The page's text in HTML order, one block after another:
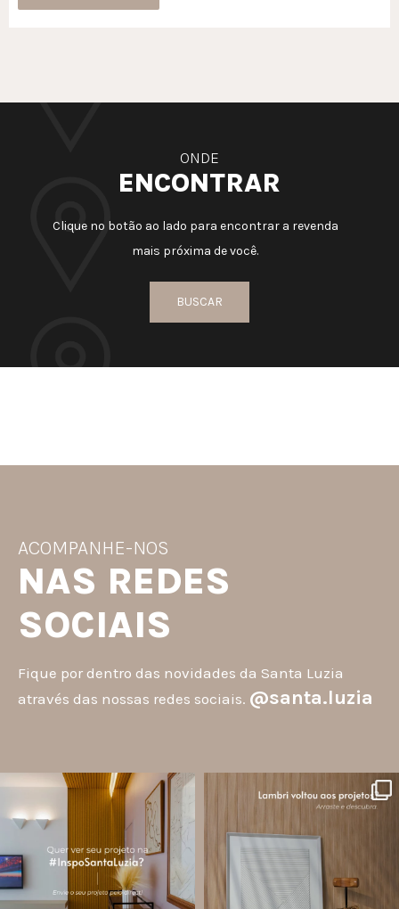
ONDE
ENCONTRAR
Clique no botão ao lado para encontrar a revenda
mais próxima de você.
BUSCAR
ACOMPANHE-NOS
NAS REDES
SOCIAIS
Fique por dentro das novidades da Santa Luzia
através das nossas redes sociais. @santa.luzia
santa.luzia
A #InspoSantaLuzia é um espaço
criado para divulgar projetos que
utilizam produtos Santa Luzia e
valorizar o trabalho de arquitetos,
designers de...
Jul 28
13 0
O lambri é um revestimento versátil
painéis decorativos e diversas
composições para valorizar o
ambiente!
Jul 27